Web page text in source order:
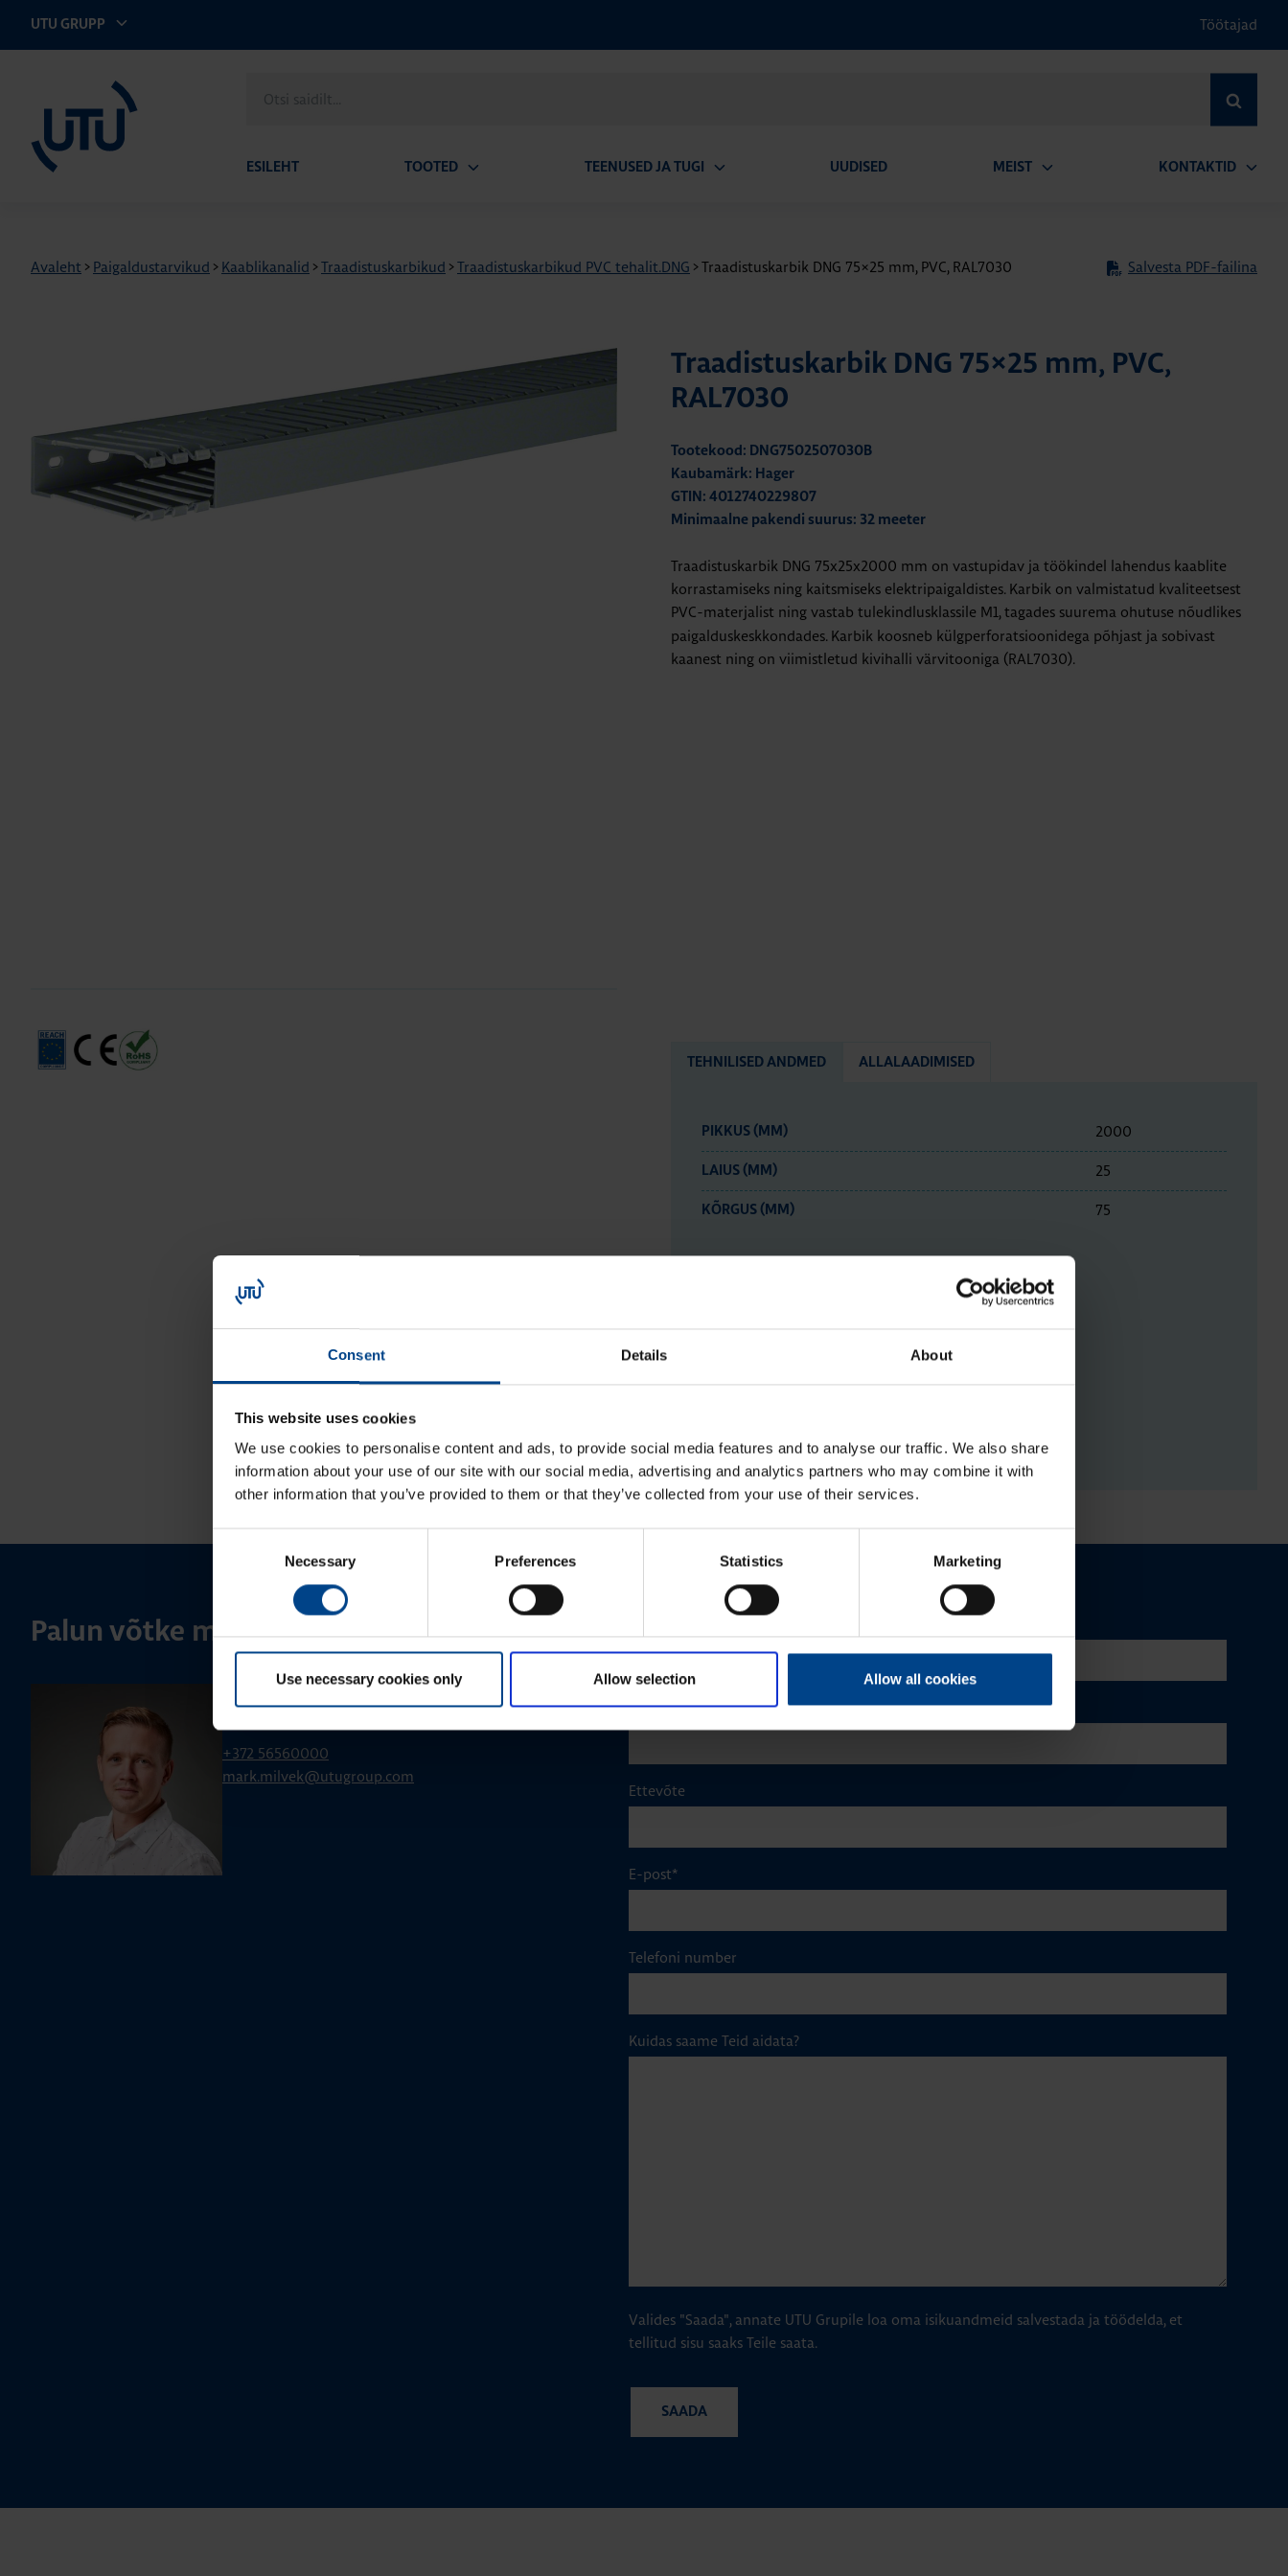
Consent Details About
This website uses cookies
We use cookies to personalise content and ads, to provide social media features and to analyse our traffic. We also share
information about your use of our site with our social media, advertising and analytics partners who may combine it with
other information that you’ve provided to them or that they’ve collected from your use of their services.
Necessary Preferences Statistics Marketing
Use necessary cookies only Allow selection Allow all cookies
UTU GRUPP Töötajad
saidilt
ESILEHT TOOTED TEENUSED JA TUGI UUDISED MEIST KONTAKTID
Avaleht > Paigaldustarvikud > Kaablikanalid >Traadistuskarbikud >Traadistuskarbikud PVC tehalit.DNG >Traadistuskarbik DNG 75×25 mm, PVC, RAL7030 Salvesta PDF-failina
Traadistuskarbik DNG 75×25 mm, PVC,
RAL7030
Tootekood: DNG7502507030B
Kaubamärk: Hager
GTIN: 4012740229807
Minimaalne pakendi suurus: 32 meeter
Traadistuskarbik DNG 75x25x2000 mm on vastupidav ja töökindel lahendus kaablite
korrastamiseks ning kaitsmiseks elektripaigaldistes. Karbik on valmistatud kvaliteetsest
PVC-materjalist ning vastab tulekindlusklassile M1, tagades suurema ohutuse nõudlikes
paigalduskeskkondades. Karbik koosneb külgperforatsioonidega põhjast ja sobivast
kaanest ning on viimistletud kivihalli värvitooniga (RAL7030).
TEHNILISED ANDMED ALLALAADIMISED
PIKKUS (MM) 2000
LAIUS (MM) 25
KÕRGUS (MM) 75
Palun võtke meiega ühendust
+372 56560000
mark.milvek@utugroup.com
Perekonnanimi*
Ettevõte
E-post*
Telefoni number
Kuidas saame Teid aidata?
Valides "Saada", annate UTU Grupile loa oma isikuandmeid salvestada ja töödelda, et
tellitud sisu saaks Teile saata.